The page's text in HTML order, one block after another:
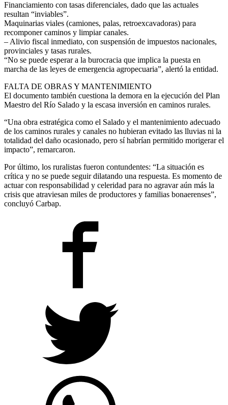
Financiamiento con tasas diferenciales, dado que las actuales
resultan “inviables”.
Maquinarias viales (camiones, palas, retroexcavadoras) para
recomponer caminos y limpiar canales.
– Alivio fiscal inmediato, con suspensión de impuestos nacionales,
provinciales y tasas rurales.
“No se puede esperar a la burocracia que implica la puesta en
marcha de las leyes de emergencia agropecuaria”, alertó la entidad.
FALTA DE OBRAS Y MANTENIMIENTO
El documento también cuestiona la demora en la ejecución del Plan
Maestro del Río Salado y la escasa inversión en caminos rurales.
“Una obra estratégica como el Salado y el mantenimiento adecuado
de los caminos rurales y canales no hubieran evitado las lluvias ni la
totalidad del daño ocasionado, pero sí habrían permitido morigerar el
impacto”, remarcaron.
Por último, los ruralistas fueron contundentes: “La situación es
crítica y no se puede seguir dilatando una respuesta. Es momento de
actuar con responsabilidad y celeridad para no agravar aún más la
crisis que atraviesan miles de productores y familias bonaerenses”,
concluyó Carbap.